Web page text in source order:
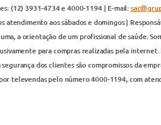
(12) 3931-4734 e 4000-1194 | E-mail:
atendimento aos sábados e domingos |
a orientação de um profissional de saúde.
para compras realizadas pela
segurança dos clientes são compromissos da
televendas pelo número 4000-1194, com